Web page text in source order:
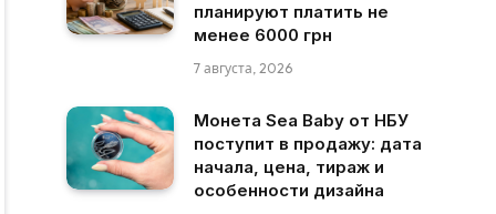
планируют платить не
менее 6000 грн
7 августа, 2026
Монета Sea Baby от НБУ
поступит в продажу: дата
начала, цена, тираж и
особенности дизайна